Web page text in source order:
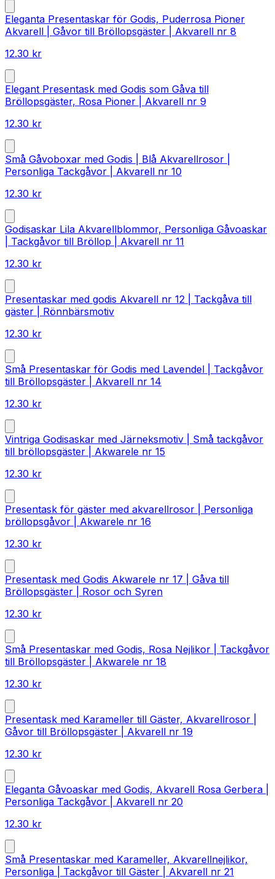
Eleganta Presentaskar för Godis, Puderrosa Pioner
Akvarell | Gåvor till Bröllopsgäster | Akvarell nr 8
12.30 kr
Elegant Presentask med Godis som Gåva till
Bröllopsgäster, Rosa Pioner | Akvarell nr 9
12.30 kr
Små Gåvoboxar med Godis | Blå Akvarellrosor |
Personliga Tackgåvor | Akvarell nr 10
12.30 kr
Godisaskar Lila Akvarellblommor, Personliga Gåvoaskar
| Tackgåvor till Bröllop | Akvarell nr 11
12.30 kr
Presentaskar med godis Akvarell nr 12 | Tackgåva till
gäster | Rönnbärsmotiv
12.30 kr
Små Presentaskar för Godis med Lavendel | Tackgåvor
till Bröllopsgäster | Akvarell nr 14
12.30 kr
Vintriga Godisaskar med Järneksmotiv | Små tackgåvor
till bröllopsgäster | Akwarele nr 15
12.30 kr
Presentask för gäster med akvarellrosor | Personliga
bröllopsgåvor | Akwarele nr 16
12.30 kr
Presentask med Godis Akwarele nr 17 | Gåva till
Bröllopsgäster | Rosor och Syren
12.30 kr
Små Presentaskar med Godis, Rosa Nejlikor | Tackgåvor
till Bröllopsgäster | Akwarele nr 18
12.30 kr
Presentask med Karameller till Gäster, Akvarellrosor |
Gåvor till Bröllopsgäster | Akvarell nr 19
12.30 kr
Eleganta Gåvoaskar med Godis, Akvarell Rosa Gerbera |
Personliga Tackgåvor | Akvarell nr 20
12.30 kr
Små Presentaskar med Karameller, Akvarellnejlikor,
Personliga | Tackgåvor till Gäster | Akvarell nr 21